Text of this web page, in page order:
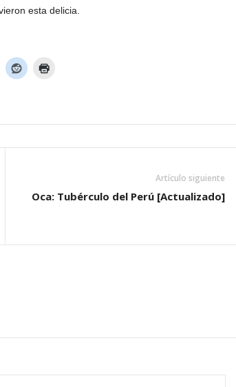
esta delicia.
Artículo siguiente
Oca: Tubérculo del Perú [Actualizado]